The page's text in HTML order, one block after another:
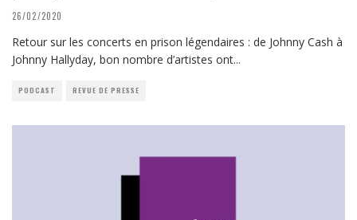
26/02/2020
Retour sur les concerts en prison légendaires : de Johnny Cash à
Johnny Hallyday, bon nombre d’artistes ont...
PODCAST REVUE DE PRESSE